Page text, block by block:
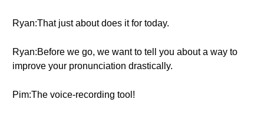
Ryan:That just about does it for today.
Ryan:Before we go, we want to tell you about a way to
improve your pronunciation drastically.
Pim:The voice-recording tool!